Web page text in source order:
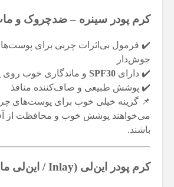
کرم پودر سینره – ضدچروک و
✔️ فرمول بی‌اثرات چربی برای
جوش‌دار
✔️ دارای SPF30 و ماندگاری خوب
✔️ پوشش طبیعی و صاف‌کننده منافذ
📌 گزینه خیلی خوب برای پوست‌های
می‌خواهند پوشش خوب و محافظت از
باشند.
کرم پودر این‌لی (Inlay / این‌لی مات)